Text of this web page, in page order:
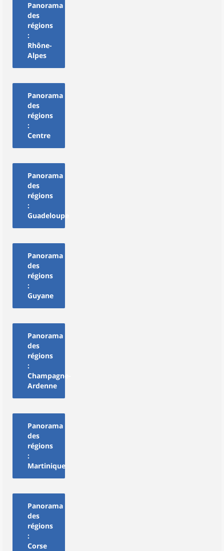
Panorama
des
régions
:
Rhône-
Alpes
Panorama
des
régions
:
Centre
Panorama
des
régions
:
Guadeloupe
Panorama
des
régions
:
Guyane
Panorama
des
régions
:
Champagne-
Ardenne
Panorama
des
régions
:
Martinique
Panorama
des
régions
:
Corse